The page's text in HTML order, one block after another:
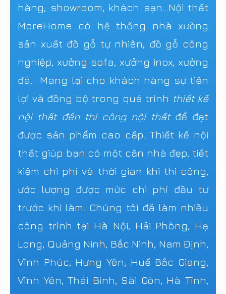
hàng, showroom, khách sạn...Nội thất
MoreHome có hệ thống nhà xưởng
sản xuất đồ gỗ tự nhiên, đồ gỗ công
nghiệp, xưởng sofa, xưởng inox, xưởng
đá. Mang lại cho khách hàng sự tiện
lợi và đồng bộ trong quá trình thiết kế
nội thất đến thi công nội thấtđể đạt
được sản phẩm cao cấp. Thiết kế nội
thất giúp bạn có một căn nhà đẹp, tiết
kiệm chi phí và thời gian khi thi công,
ước lượng được mức chi phí đầu tư
trước khi làm. Chúng tôi đã làm nhiều
công trình tại Hà Nội, Hải Phòng, Hạ
Long, Quảng Ninh, Bắc Ninh, Nam Định,
Vĩnh Phúc, Hưng Yên, Huế Bắc Giang,
Vĩnh Yên, Thái Bình, Sài Gòn, Hà Tĩnh,